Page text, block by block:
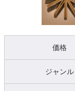
価格
ジャンル